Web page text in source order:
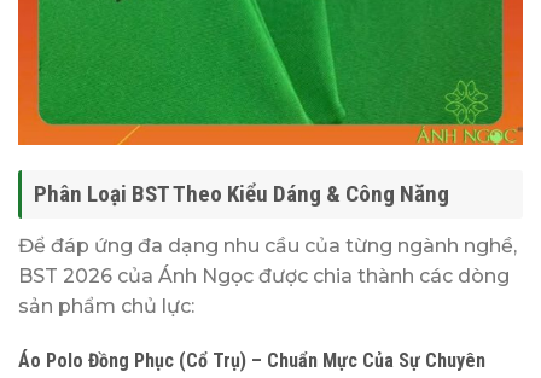
Phân Loại BST Theo Kiểu Dáng & Công Năng
Để đáp ứng đa dạng nhu cầu của từng ngành nghề,
BST 2026 của Ánh Ngọc được chia thành các dòng
sản phẩm chủ lực:
Áo Polo Đồng Phục (Cổ Trụ) – Chuẩn Mực Của Sự Chuyên